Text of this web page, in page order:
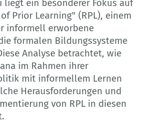
liegt ein besonderer Fokus auf
Prior Learning" (RPL), einem
informell erworbene
formalen Bildungssysteme
Analyse betrachtet, wie
im Rahmen ihrer
mit informellem Lernen
Herausforderungen und
von RPL in diesen